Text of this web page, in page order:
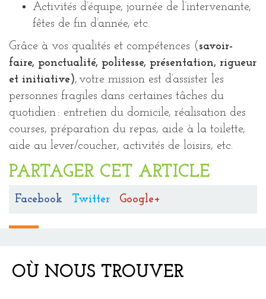
Activités d’équipe, journée de l’intervenante,
fêtes de fin d’année, etc.
Grâce à vos qualités et compétences ( savoir-
faire, ponctualité, politesse, présentation, rigueur
et initiative), votre mission est d’assister les
personnes fragiles dans certaines tâches du
quotidien : entretien du domicile, réalisation des
courses, préparation du repas, aide à la toilette,
aide au lever/coucher, activités de loisirs, etc.
PARTAGER CET ARTICLE
Facebook Twitter Google+
OÙ NOUS TROUVER